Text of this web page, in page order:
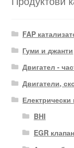
FAP
Гуми и джанти
Двигател -
Двигатели,
Електрически
BHI
EGR